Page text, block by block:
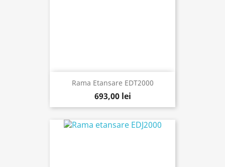
Rama Etansare EDT2000
693,00 lei